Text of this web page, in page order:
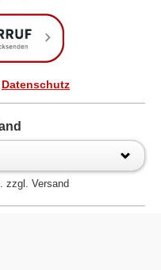
Datenschutz
zzgl. Versand